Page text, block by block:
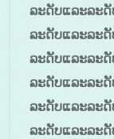
ລະດັບແລະລະ
ລະດັບແລະລະ
ລະດັບແລະລະ
ລະດັບແລະລະ
ລະດັບແລະລະ
ລະດັບແລະລະ